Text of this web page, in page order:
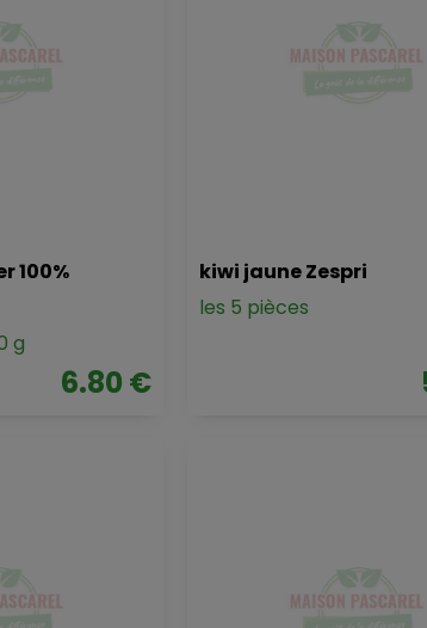
100%
g
6.80 €
kiwi jaune Zespri
les 5 pièces